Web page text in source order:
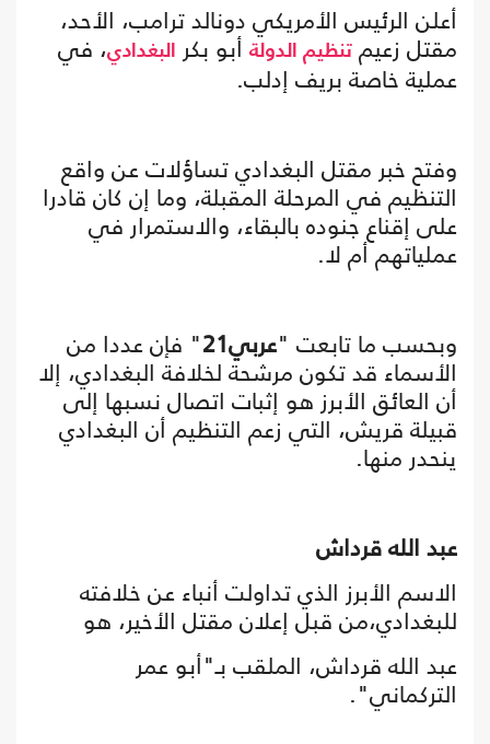
أعلن الرئيس الأمريكي دونالد ترامب، الأحد،
مقتل زعيم تنظيم الدولة أبو بكر البغدادي، في
عملية خاصة بريف إدلب.
وفتح خبر مقتل البغدادي تساؤلات عن واقع
التنظيم في المرحلة المقبلة، وما إن كان قادرا
على إقناع جنوده بالبقاء، والاستمرار في
عملياتهم أم لا.
وبحسب ما تابعت "عربي21 " فإن عددا من
الأسماء قد تكون مرشحة لخلافة البغدادي، إلا
أن العائق الأبرز هو إثبات اتصال نسبها إلى
قبيلة قريش، التي زعم التنظيم أن البغدادي
ينحدر منها.
عبد الله قرداش
الاسم الأبرز الذي تداولت أنباء عن خلافته
للبغدادي،من قبل إعلان مقتل الأخير، هو
عبد الله قرداش، الملقب بـ"أبو عمر
التركماني".